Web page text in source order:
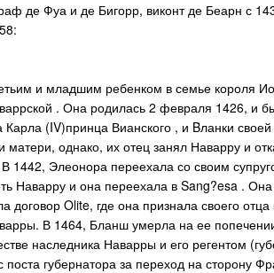
де Фуа и де Бигорр, виконт де Беарн с
и младшим ребенком в семье короля
. Она родилась 2 февраля 1426, и
Карла (IV)принца Вианского , и Bланки
однако, их отец занял Наварру и
1442, Элеонора переехала со своим
Наварру и она переехала в Sang?esa .
договор Olite, где она признала своего
В 1464, Бланш умерла на ее
наследника Наварры и его регентом
губернатора за переход на сторону